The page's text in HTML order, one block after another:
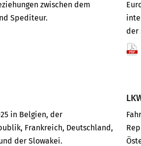
zwischen dem
Spediteur.
der
in Belgien, der
Frankreich, Deutschland,
der Slowakei.